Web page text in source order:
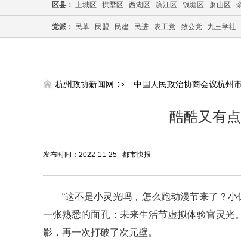
区县： 上城区 拱墅区 西湖区 滨江区 钱塘区 萧山区
党派： 民革 民盟 民建 民进 农工党 致公党 九三学社
杭州政协新闻网 中国人民政治协商会议杭州
酷酷又有
发布时间：2022-11-25 都市快报
“这不是小灵光吗，怎么跑动漫节来了？
一张熟悉的面孔：未来生活节虚拟体验官灵
影，再一次打破了次元壁。